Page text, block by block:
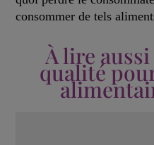
consommer de tels
À lire
qualité